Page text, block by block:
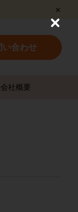
い合わせ
会社概要
C
l